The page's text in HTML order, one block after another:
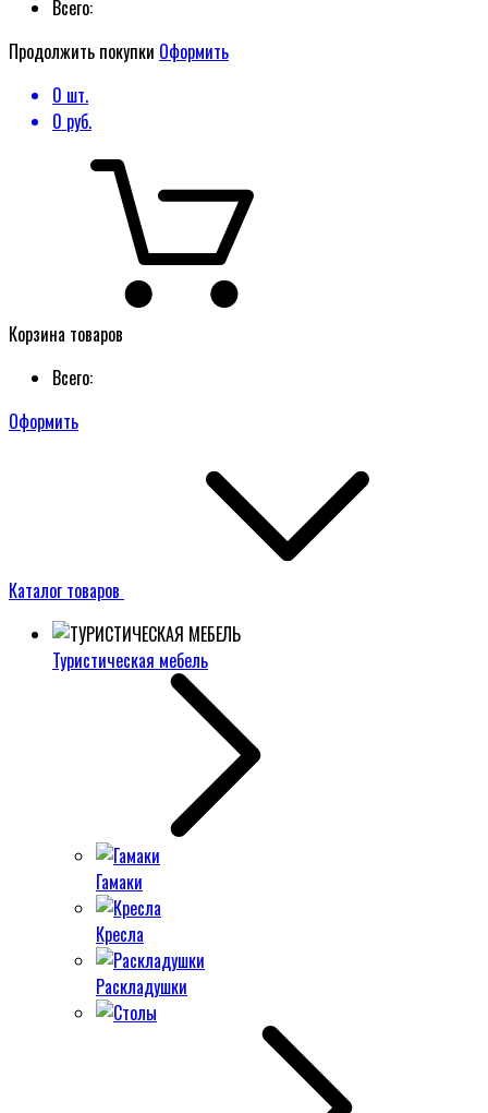
Всего:
Продолжить покупки Оформить
0 шт.
0 руб.
Корзина товаров
Всего:
Оформить
Каталог товаров
Туристическая мебель
Гамаки
Кресла
Раскладушки